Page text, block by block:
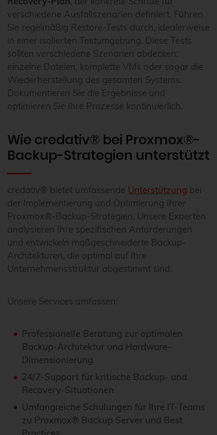
verschiedene Ausfallszenarien definiert. Führen
Sie regelmäßig Restore-Tests durch, idealerweise
in einer isolierten Testumgebung. Diese Tests
sollten verschiedene Szenarien abdecken:
einzelne Dateien, komplette VMs oder sogar die
Wiederherstellung des gesamten Systems.
Dokumentieren Sie die Ergebnisse und
optimieren Sie Ihre Prozesse kontinuierlich.
Wie credativ® bei Proxmox®-
Backup-Strategien unterstützt
credativ® bietet umfassende Unterstützung bei
der Implementierung und Optimierung Ihrer
Proxmox®-Backup-Strategien. Unsere Experten
analysieren Ihre spezifischen Anforderungen
und entwickeln maßgeschneiderte Backup-
Architekturen, die optimal auf Ihre
Unternehmensstruktur abgestimmt sind.
Unsere Services umfassen:
Professionelle Beratung zur optimalen
Backup-Architektur und Hardware-
Dimensionierung
24/7-Support für kritische Backup- und
Recovery-Situationen
Umfangreiche Schulungen für Ihre IT-Teams
zu Proxmox® Backup Server und Best